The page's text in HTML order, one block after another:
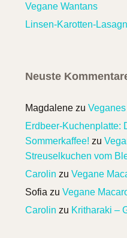
Vegane Wantans
Linsen-Karotten-
Neuste
Magdalenezu
Erdbeer-Kuchenplatte:
Sommerkaffee! zu
Streuselkuchen vom
Carolin zu Vegane
Sofia zu Vegane
Carolin zu Kritharaki –